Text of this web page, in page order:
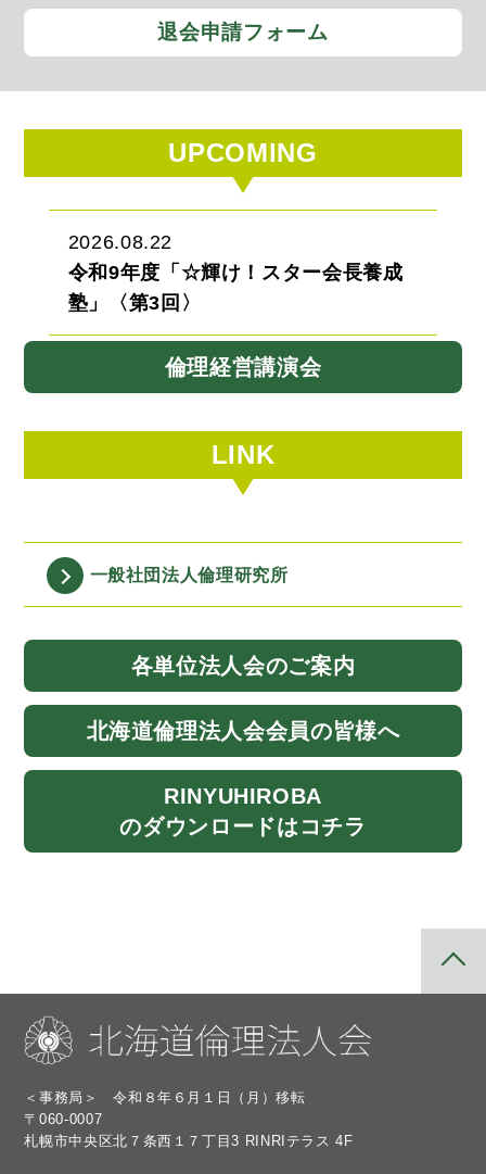
退会申請フォーム
UPCOMING
2026.08.22
令和9年度「☆輝け！スター会長養成
塾」〈第3回〉
倫理経営講演会
LINK
一般社団法人倫理研究所
各単位法人会のご案内
北海道倫理法人会会員の皆様へ
RINYUHIROBA
のダウンロードはコチラ
＜事務局＞ 令和８年６月１日（月）移転
〒060-0007
札幌市中央区北７条西１７丁目3 RINRIテラス 4F